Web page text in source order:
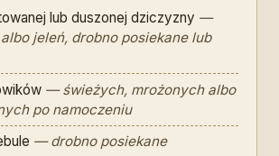
lub duszonej dziczyzny —
jeleń, drobno posiekane lub
— świeżych, mrożonych albo
po namoczeniu
— drobno posiekane